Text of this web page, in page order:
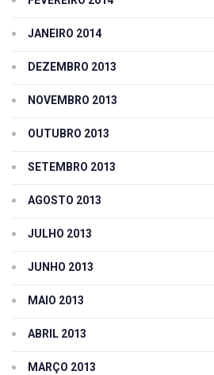
JANEIRO 2014
DEZEMBRO 2013
NOVEMBRO 2013
OUTUBRO 2013
SETEMBRO 2013
AGOSTO 2013
JULHO 2013
JUNHO 2013
MAIO 2013
ABRIL 2013
MARÇO 2013